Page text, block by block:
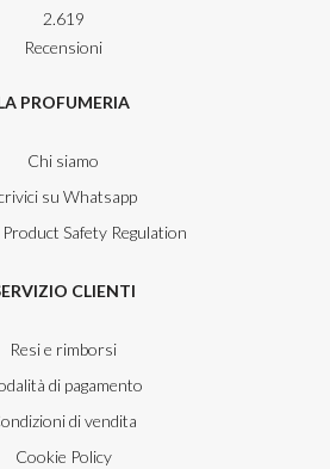
2.619
Recensioni
PROFUMERIA
Chi siamo
su Whatsapp
Safety Regulation
CLIENTI
Resi e rimborsi
di pagamento
di vendita
Cookie Policy